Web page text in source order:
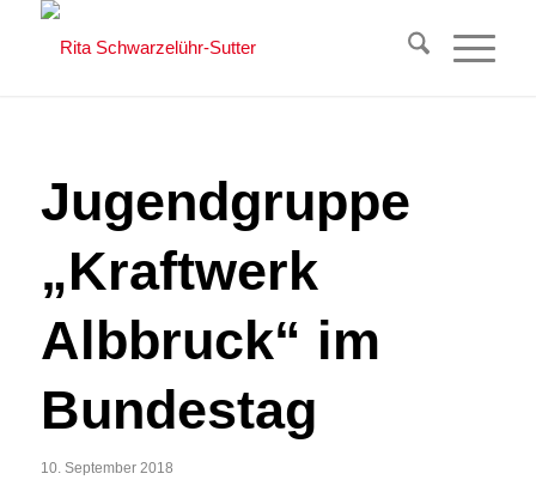
Jugendgruppe
„Kraftwerk
Albbruck“ im
Bundestag
10. September 2018